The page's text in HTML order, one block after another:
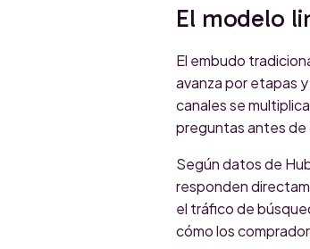
El modelo
El embudo
avanza por etapas
canales se
preguntas antes de
Según datos de
responden
el tráfico de
cómo los